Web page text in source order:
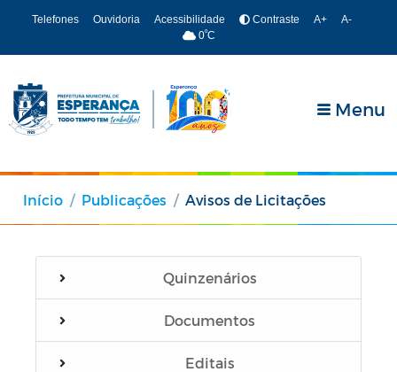
Telefones Ouvidoria Acessibilidade Contraste A+
A-
0ºC
Menu
Início Publicações Avisos de Licitações
Quinzenários
Documentos
Editais